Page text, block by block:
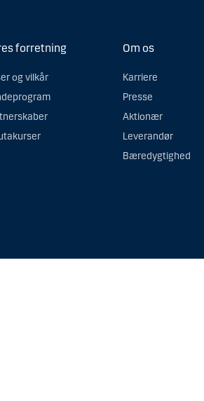
forretning
og vilkår
Om os
Karriere
Presse
Aktionær
Leverandør
Bæredygtighed